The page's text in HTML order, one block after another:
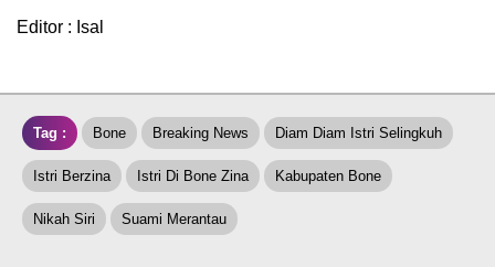
Editor : Isal
Tag : Bone Breaking News Diam Diam Istri Selingkuh
Istri Berzina Istri Di Bone Zina Kabupaten Bone
Nikah Siri Suami Merantau